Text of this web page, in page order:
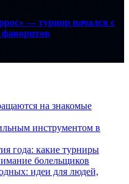
— турнир начался с
фаворитов
на знакомые
инструментом в
года: какие турниры
болельщиков
идеи для людей,